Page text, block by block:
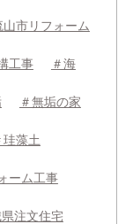
山市リフォーム
工事 ＃海
＃無垢の家
珪藻土
ーム工事
県注文住宅